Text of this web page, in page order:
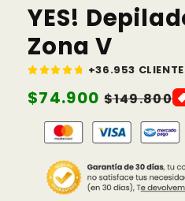
YES!
Zona V
+36.953
Precio
habitual
$74.900 Precio
de
oferta
$149.800